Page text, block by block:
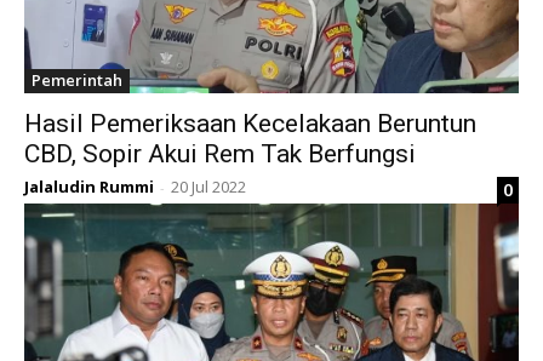
Pemerintah
Hasil Pemeriksaan Kecelakaan Beruntun
CBD, Sopir Akui Rem Tak Berfungsi
Jalaludin Rummi - 20 Jul 2022 0